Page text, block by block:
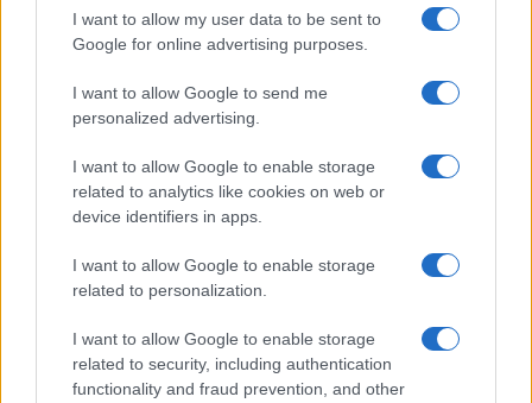
I want to allow my user data to be sent to
Google for online advertising purposes.
I want to allow Google to send me
personalized advertising.
I want to allow Google to enable storage
related to analytics like cookies on web or
device identifiers in apps.
I want to allow Google to enable storage
related to personalization.
I want to allow Google to enable storage
related to security, including authentication
functionality and fraud prevention, and other
Στην Ουκρανία ο Βρετανός υπουργός
Ιούλιο με 2 εκατομμύρια επιβάτες